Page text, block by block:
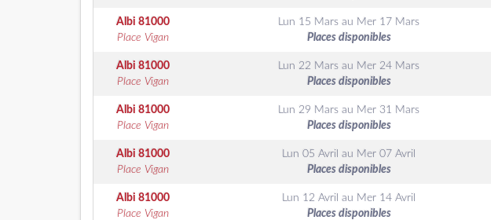
Albi 81000
Place Vigan
Lun 15 Mars au Mer 17 Mars
Places disponibles
Albi 81000
Place Vigan
Lun 22 Mars au Mer 24 Mars
Places disponibles
Albi 81000
Place Vigan
Lun 29 Mars au Mer 31 Mars
Places disponibles
Albi 81000
Place Vigan
Lun 05 Avril au Mer 07 Avril
Places disponibles
Albi 81000
Place Vigan
Lun 12 Avril au Mer 14 Avril
Places disponibles